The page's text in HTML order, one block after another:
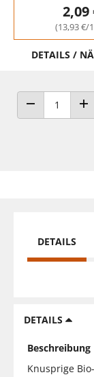
2,09
(13,93 €/
DETAILS /
ANZAHL
DETAILS
DETAILS
Beschreibung
Knusprige